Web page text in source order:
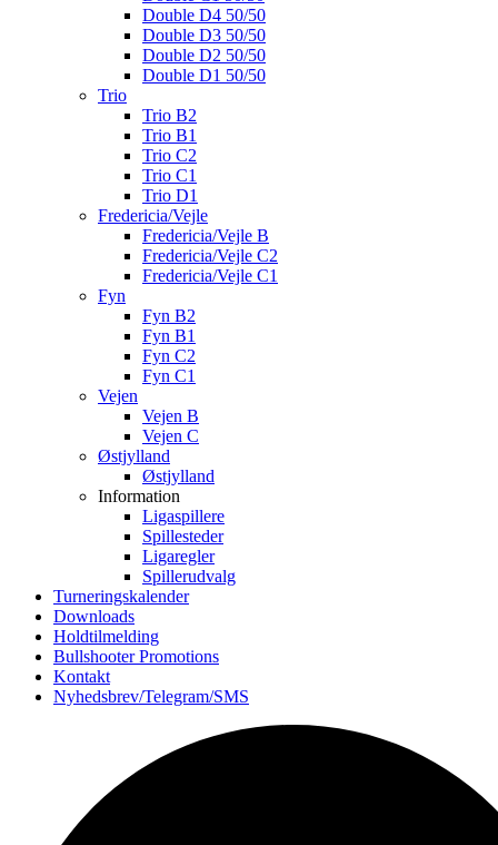
Double D4 50/50
Double D3 50/50
Double D2 50/50
Double D1 50/50
Trio
Trio B2
Trio B1
Trio C2
Trio C1
Trio D1
Fredericia/Vejle
Fredericia/Vejle B
Fredericia/Vejle C2
Fredericia/Vejle C1
Fyn
Fyn B2
Fyn B1
Fyn C2
Fyn C1
Vejen
Vejen B
Vejen C
Østjylland
Østjylland
Information
Ligaspillere
Spillesteder
Ligaregler
Spillerudvalg
Turneringskalender
Downloads
Holdtilmelding
Bullshooter Promotions
Kontakt
Nyhedsbrev/Telegram/SMS